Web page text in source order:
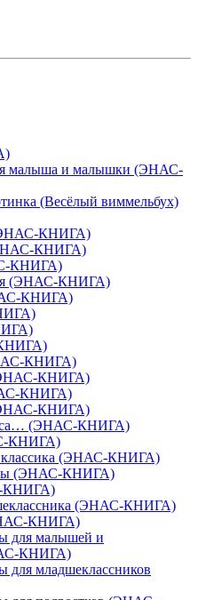
малыша и малышки (ЭНАС-
(Весёлый виммельбух)
КНИГА)
КНИГА)
КНИГА)
(ЭНАС-КНИГА)
КНИГА)
КНИГА)
КНИГА)
КНИГА)
КНИГА)
(ЭНАС-КНИГА)
КНИГА)
классика (ЭНАС-КНИГА)
(ЭНАС-КНИГА)
КНИГА)
(ЭНАС-КНИГА)
КНИГА)
для малышей и
КНИГА)
младшеклассников